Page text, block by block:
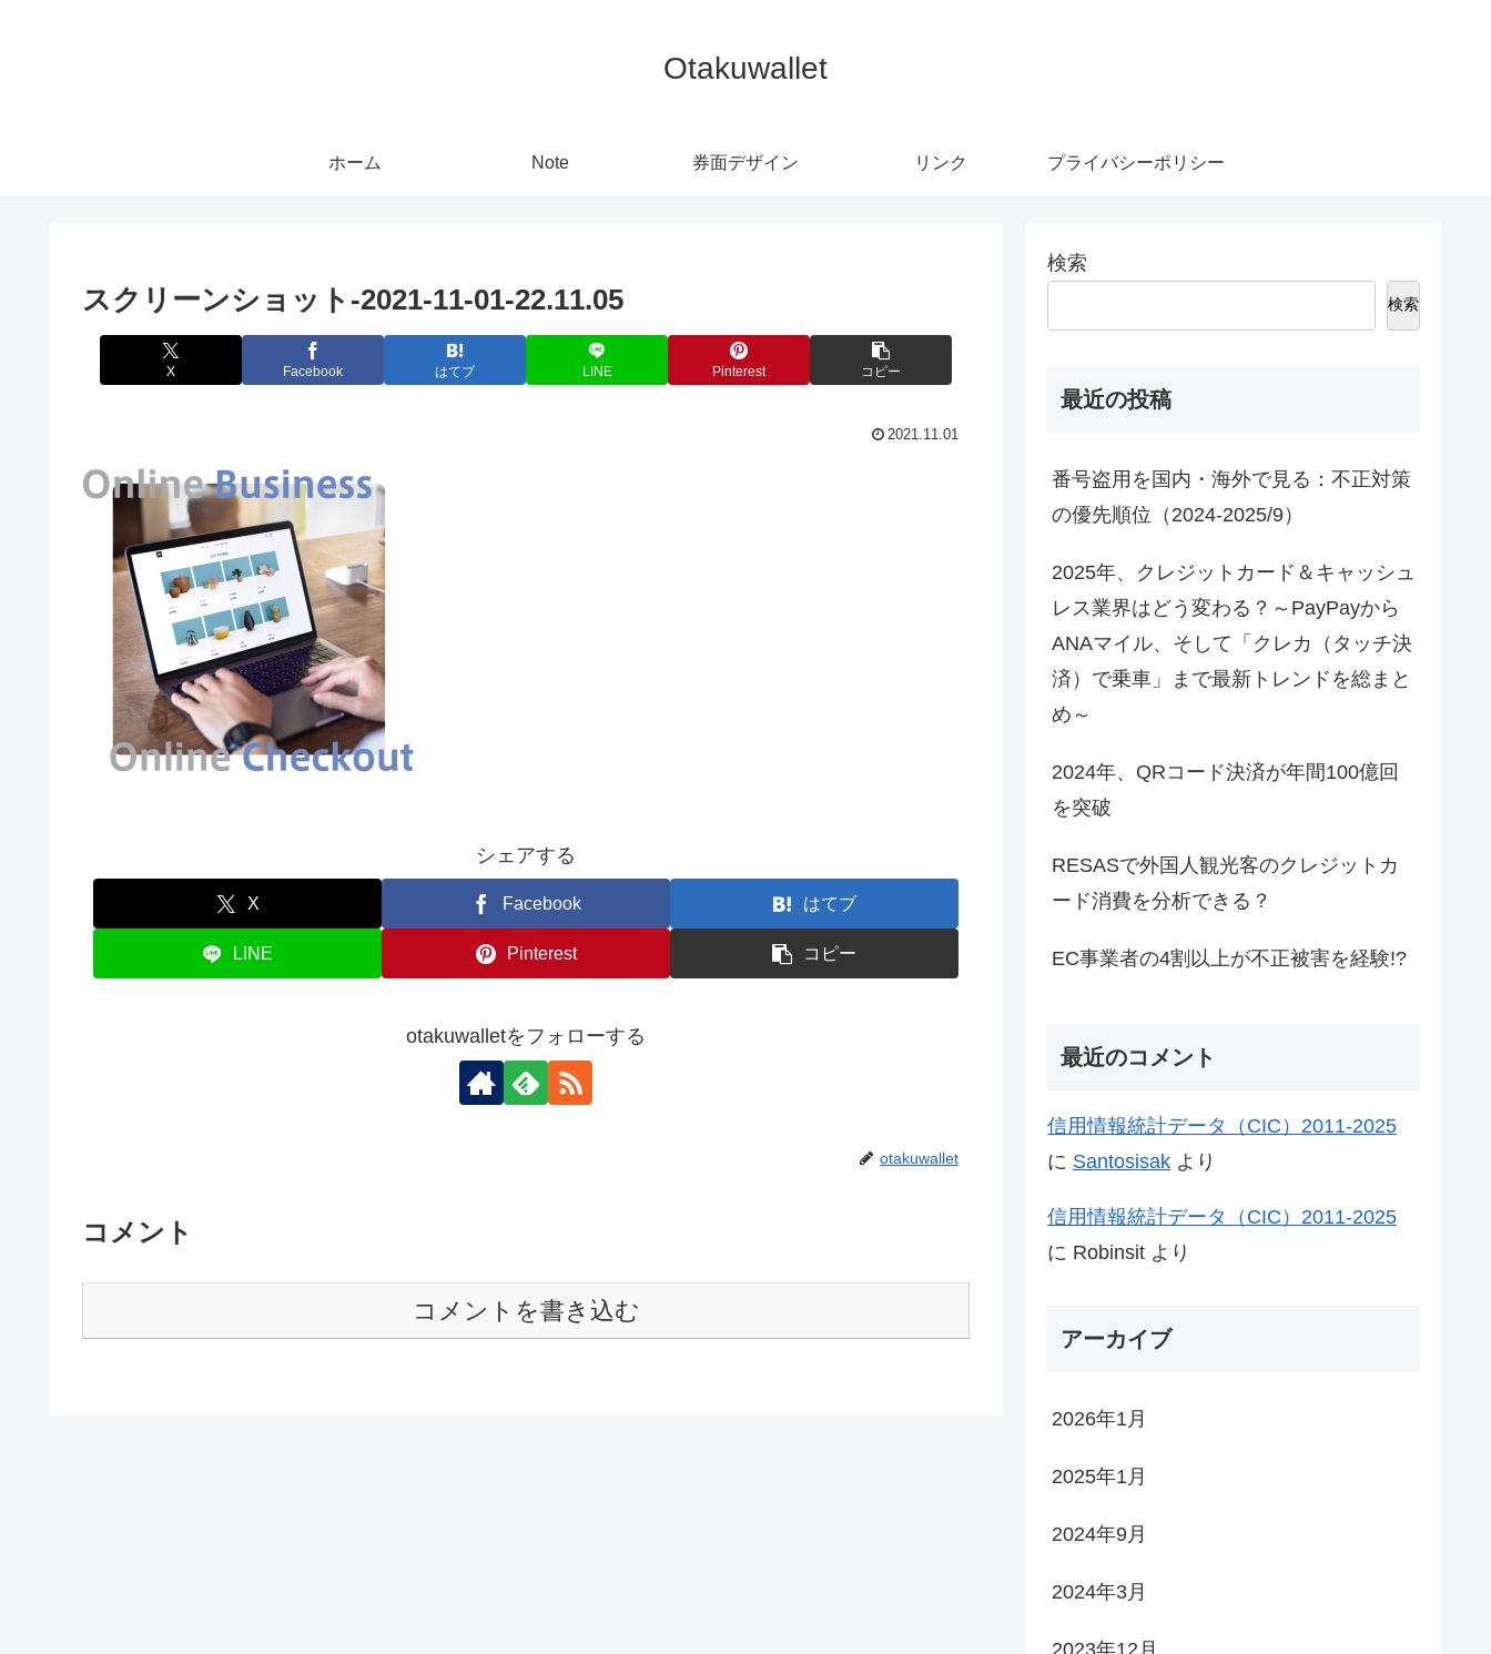
Otakuwallet
ホーム Note 券面デザイン リンク プライバシーポリシー
スクリーンショット-2021-11-01-22.11.05
X Facebook はてブ LINE Pinterest コピー
2021.11.01
シェアする
X Facebook はてブ
LINE Pinterest コピー
otakuwalletをフォローする
otakuwallet
コメント
コメントを書き込む
検索
検索
最近の投稿
番号盗用を国内・海外で見る：不正対策
の優先順位（2024-2025/9）
2025年、クレジットカード＆キャッシュ
レス業界はどう変わる？～PayPayから
ANAマイル、そして「クレカ（タッチ決
済）で乗車」まで最新トレンドを総まと
め～
2024年、QRコード決済が年間100億回
を突破
RESASで外国人観光客のクレジットカ
ード消費を分析できる？
EC事業者の4割以上が不正被害を経験!?
最近のコメント
信用情報統計データ（CIC）2011-2025
に Santosisak より
信用情報統計データ（CIC）2011-2025
に Robinsit より
アーカイブ
2026年1月
2025年1月
2024年9月
2024年3月
2023年12月